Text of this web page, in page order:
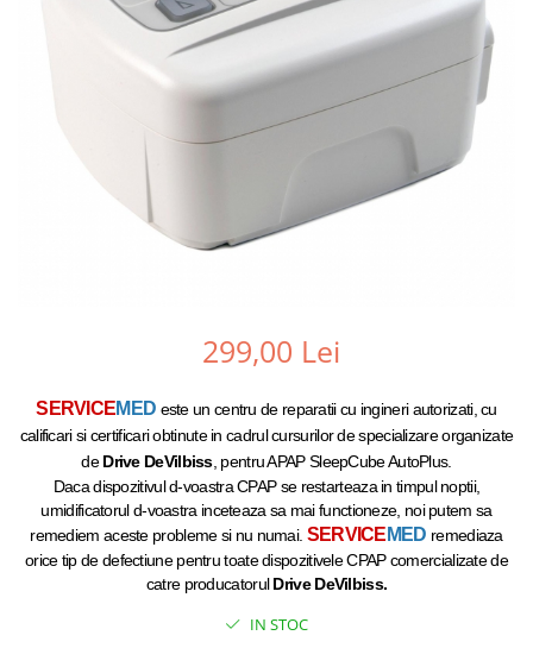
299,00 Lei
SERVICEMED este un centru de reparatii cu ingineri autorizati, cu
calificari si certificari obtinute in cadrul cursurilor de specializare organizate
deDrive DeVilbiss, pentru APAP SleepCube AutoPlus.
Daca dispozitivul d-voastra CPAP se restarteaza in timpul noptii,
umidificatorul d-voastra inceteaza sa mai functioneze, noi putem sa
remediem aceste probleme si nu numai. SERVICE MED remediaza
orice tip de defectiune pentru toate dispozitivele CPAP comercializate de
catre producatorulDriveDeVilbiss.
IN STOC